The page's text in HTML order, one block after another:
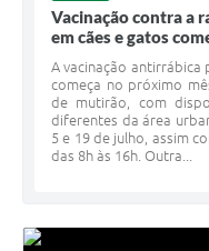
Vacinação contra a
em cães e gatos
A vacinação antirrábica
começa no próximo
de mutirão, com
diferentes da área
5 e 19 de julho, assim
das 8h às 16h. Outra...